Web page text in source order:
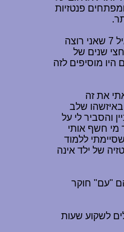
פנטזיות
אם נשאל ילד בין 7 בערך "מה אתה רוצה להיות שתהיה גדול?" נקבל תשובות תמימות מאד שלאו דווקא נשלפות לאחר חשיבה מעמיקה. אני זוכר את עצמי עונה בגיל 7 שאני רוצה
בגיל מאוחר יותר נתתי את התשובה "רואה חשבון", באיזשהו שלב חשבתי שאני רוצה להיות מהנדס אזרחי, אחרי זה מהנדס תכנה. כיום לאחר 18 וחצי שנים של
שהייתי אומר "לא!" ואם היו מוסיפים לזה
את זה
שלב
והסביר לי על
מי חשף אותי
אחרי שסיימתי ללמוד
של ילד אינה
הדברים ילדים הם "עם" חוקר
לשקוע שעות